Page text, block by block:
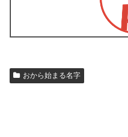
おから始まる名字